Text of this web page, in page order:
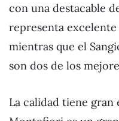
con una destacable
representa
mientras que el
son dos de los
La calidad tiene gran